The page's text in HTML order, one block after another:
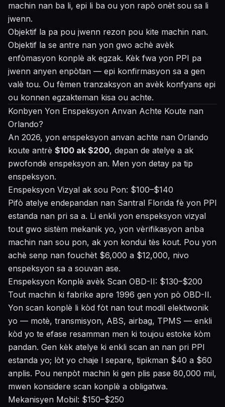
machin nan ba li, epi li ba ou yon rapò onèt sou sa li
jwenn.
Objektif la pa pou jwenn rezon pou kite machin nan.
Objektif la se antre nan yon gwo achè avèk
enfòmasyon konplè ak egzak. Kèk fwa yon PPI pa
jwenn anyen enpòtan — epi konfirmasyon sa a gen
valè tou. Ou fèmen tranzaksyon an avèk konfyans epi
ou konnen egzakteman kisa ou achte.
Konbyen Yon Enspeksyon Anvan Achte Koute nan
Orlando?
An 2026, yon enspeksyon anvan achte nan Orlando
koute antrè $100 ak $200, depan de atelye a ak
pwofondè enspeksyon an. Men yon detay pa tip
enspeksyon.
Enspeksyon Vizyal ak sou Pon: $100–$140
Pifò atelye endepandan nan Santral Florida fè yon PPI
estanda nan pri sa a. Li enkli yon enspeksyon vizyal
tout gwo sistèm mekanik yo, yon vèrifikasyon anba
machin nan sou pon, ak yon kondui tès kout. Pou yon
achè senp nan fouchèt $6,000 a $12,000, nivo
enspeksyon sa a souvan ase.
Enspeksyon Konplè avèk Scan OBD-II: $130–$200
Tout machin ki fabrike apre 1996 gen yon pò OBD-II.
Yon scan konplè li kòd fòt nan tout modil elektwonik
yo — motè, transmisyon, ABS, airbag, TPMS — enkli
kòd yo te efase resamman men ki toujou estoke kòm
pandan. Gen kèk atelye ki enkli scan an nan pri PPI
estanda yo; lòt yo chaje l separe, tipikman $40 a $60
anplis. Pou nenpòt machin ki gen plis pase 80,000 mil,
mwen konsidere scan konplè a obligatwa.
Mekanisyen Mobil: $150–$250